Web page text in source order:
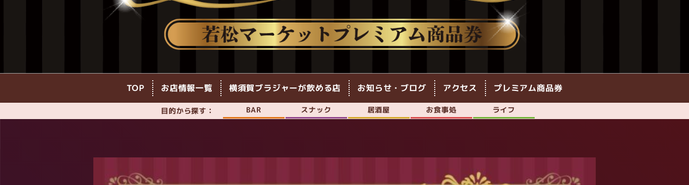
TOP お店情報一覧 横須賀ブラジャーが飲める店 お知らせ・ブログ アクセス プレミアム商品券
目的から探す： BAR スナック 居酒屋 お食事処 ライフ